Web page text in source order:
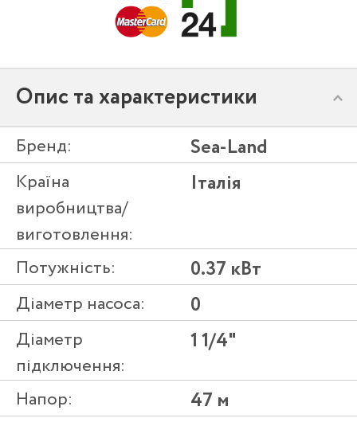
Опис та характеристики
Бренд: Sea-Land
Країна
виробництва/
виготовлення:
Італія
Потужність: 0.37 кВт
Діаметр насоса: 0
Діаметр
підключення:
1 1/4"
Напор: 47 м